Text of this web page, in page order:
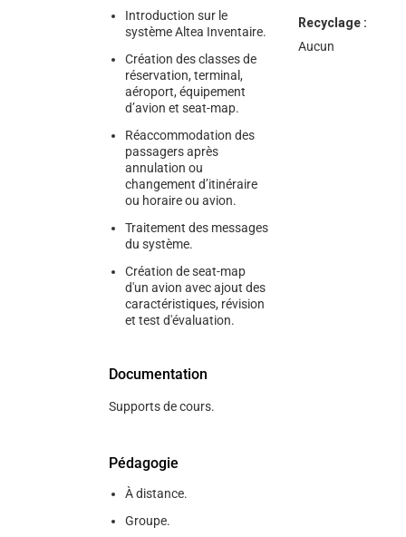
Introduction sur le
système Altea Inventaire.
Création des classes de
réservation, terminal,
aéroport, équipement
d’avion et seat-map.
Réaccommodation des
passagers après
annulation ou
changement d’itinéraire
ou horaire ou avion.
Traitement des messages
du système.
Création de seat-map
d'un avion avec ajout des
caractéristiques, révision
et test d'évaluation.
Documentation
Supports de cours.
Pédagogie
À distance.
Groupe.
Recyclage :
Aucun